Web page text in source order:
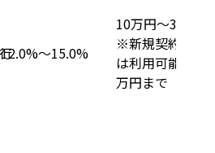
12.0%～15.0%
10万円〜300万
※新規契約者の
は利用可能金額
万円まで